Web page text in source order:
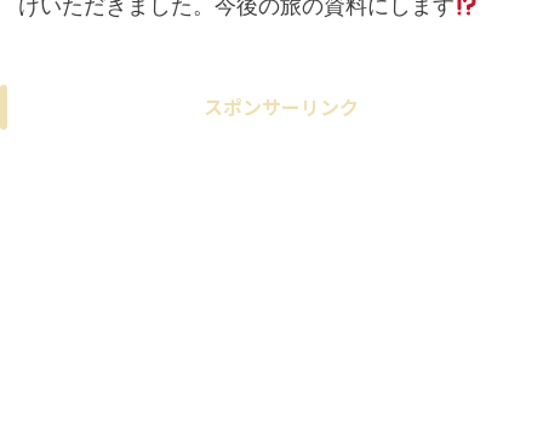
けいただきました。今後の旅の資料にします
スポンサーリンク